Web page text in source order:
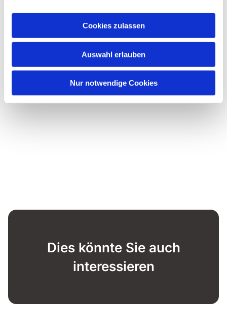
Cookies zulassen
Auswahl erlauben
Nur notwendige Cookies
Dies könnte Sie auch
interessieren